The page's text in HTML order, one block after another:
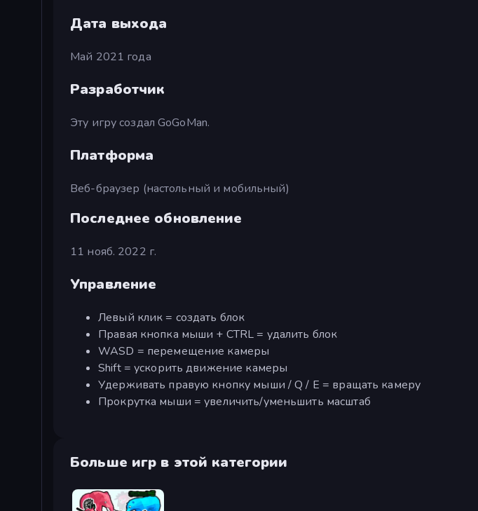
Дата выхода
Май 2021 года
Разработчик
Эту игру создал GoGoMan.
Платформа
Веб-браузер (настольный и мобильный)
Последнее обновление
11 нояб. 2022 г.
Управление
Левый клик = создать блок
Правая кнопка мыши + CTRL = удалить блок
WASD = перемещение камеры
Shift = ускорить движение камеры
Удерживать правую кнопку мыши / Q / E = вращать камеру
Прокрутка мыши = увеличить/уменьшить масштаб
Больше игр в этой категории